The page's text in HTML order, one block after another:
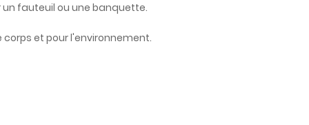
un fauteuil ou une banquette.
et pour l'environnement.